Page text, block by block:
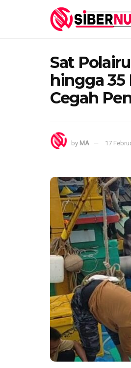
Sat
hingga 35
Cegah
by MA 17